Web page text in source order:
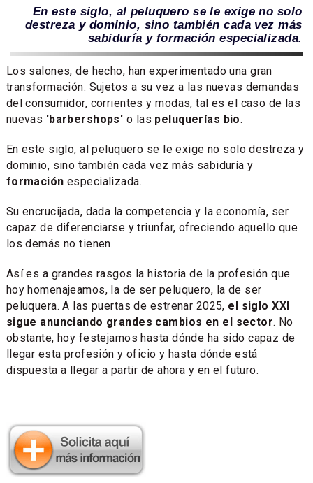
En este siglo, al peluquero se le exige no solo
destreza y dominio, sino también cada vez más
sabiduría y formación especializada.
Los salones, de hecho, han experimentado una gran
transformación. Sujetos a su vez a las nuevas demandas
del consumidor, corrientes y modas, tal es el caso de las
nuevas 'barbershops' o las peluquerías bio.
En este siglo, al peluquero se le exige no solo destreza y
dominio, sino también cada vez más sabiduría y
formación especializada.
Su encrucijada, dada la competencia y la economía, ser
capaz de diferenciarse y triunfar, ofreciendo aquello que
los demás no tienen.
Así es a grandes rasgos la historia de la profesión que
hoy homenajeamos, la de ser peluquero, la de ser
peluquera. A las puertas de estrenar 2025, el siglo XXI
sigue anunciando grandes cambios en el sector. No
obstante, hoy festejamos hasta dónde ha sido capaz de
llegar esta profesión y oficio y hasta dónde está
dispuesta a llegar a partir de ahora y en el futuro.